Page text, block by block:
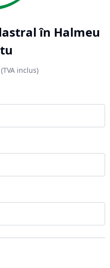
în Halmeu
(TVA inclus)